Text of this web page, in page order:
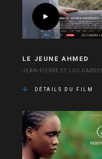
LE JEUNE AHMED
JEAN-PIERRE ET LUC
DÉTAILS DU FILM